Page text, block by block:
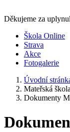
Děkujeme za
Škola Online
Strava
Akce
Fotogalerie
Úvodní
Mateřská škola
Dokumenty